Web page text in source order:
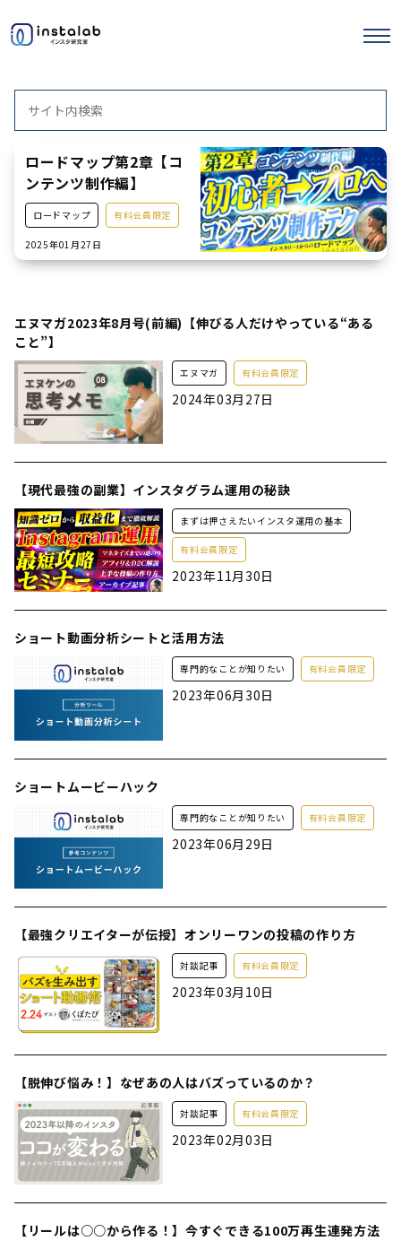
ロードマップ第2章【コ
ンテンツ制作編】
ロードマップ 有料会員限定
2025年01月27日
エヌマガ2023年8月号(前編)【伸びる人だけやっている“ある
こと”】
エヌマガ 有料会員限定
2024年03月27日
【現代最強の副業】インスタグラム運用の秘訣
まずは押さえたいインスタ運用の基本
有料会員限定
2023年11月30日
ショート動画分析シートと活用方法
専門的なことが知りたい 有料会員限定
2023年06月30日
ショートムービーハック
専門的なことが知りたい 有料会員限定
2023年06月29日
【最強クリエイターが伝授】オンリーワンの投稿の作り方
対談記事 有料会員限定
2023年03月10日
【脱伸び悩み！】なぜあの人はバズっているのか？
対談記事 有料会員限定
2023年02月03日
【リールは○○から作る！】今すぐできる100万再生連発方法